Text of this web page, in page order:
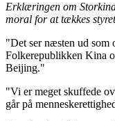
Erklæringen om
moral for at tækkes
"Det ser næsten ud som
Folkerepublikken Kina
Beijing."
"Vi er meget skuffede
går på